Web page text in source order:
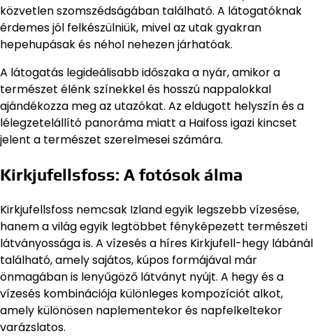
közvetlen szomszédságában található. A látogatóknak
érdemes jól felkészülniük, mivel az utak gyakran
hepehupásak és néhol nehezen járhatóak.
A látogatás legideálisabb időszaka a nyár, amikor a
természet élénk színekkel és hosszú nappalokkal
ajándékozza meg az utazókat. Az eldugott helyszín és a
lélegzetelállító panoráma miatt a Haifoss igazi kincset
jelent a természet szerelmesei számára.
Kirkjufellsfoss: A fotósok álma
Kirkjufellsfoss nemcsak Izland egyik legszebb vízesése,
hanem a világ egyik legtöbbet fényképezett természeti
látványossága is. A vízesés a híres Kirkjufell-hegy lábánál
található, amely sajátos, kúpos formájával már
önmagában is lenyűgöző látványt nyújt. A hegy és a
vízesés kombinációja különleges kompozíciót alkot,
amely különösen naplementekor és napfelkeltekor
varázslatos.